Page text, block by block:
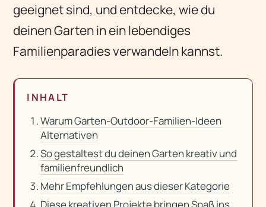
geeignet sind, und entdecke, wie du
deinen Garten in ein lebendiges
Familienparadies verwandeln kannst.
INHALT
Warum Garten-Outdoor-Familien-Ideen
Alternativen
So gestaltest du deinen Garten kreativ und
familienfreundlich
Mehr Empfehlungen aus dieser Kategorie
Diese kreativen Projekte bringen Spaß ins